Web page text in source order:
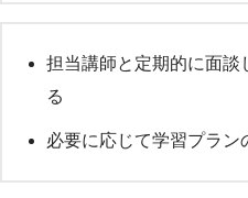
担当講師と定期的に面談
る
必要に応じて学習プラン